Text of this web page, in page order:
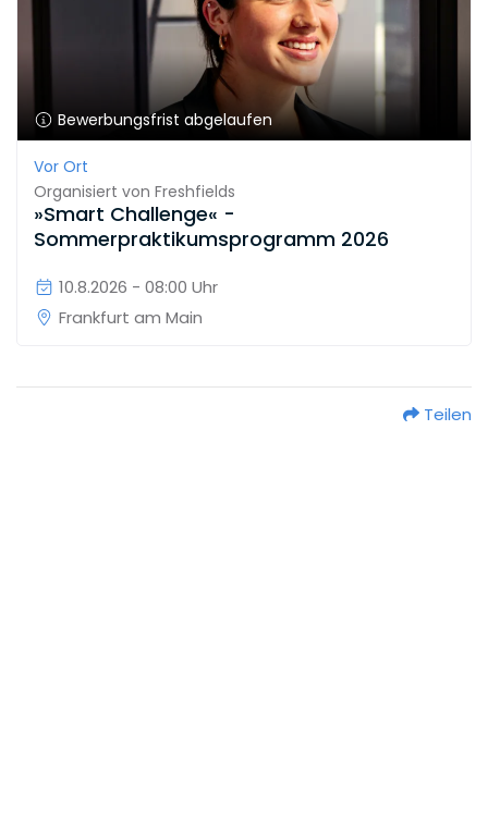
Bewerbungsfrist abgelaufen
Vor Ort
Organisiert von Freshfields
»Smart Challenge« -
Sommerpraktikumsprogramm 2026
10.8.2026 - 08:00 Uhr
Frankfurt am Main
Teilen